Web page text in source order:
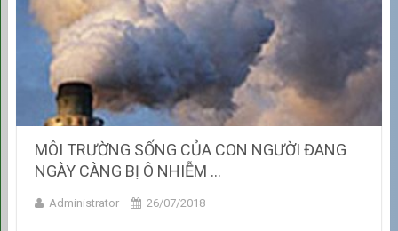
MÔI TRƯỜNG SỐNG CỦA CON NGƯỜI ĐANG
NGÀY CÀNG BỊ Ô NHIỄM …
Administrator 26/07/2018